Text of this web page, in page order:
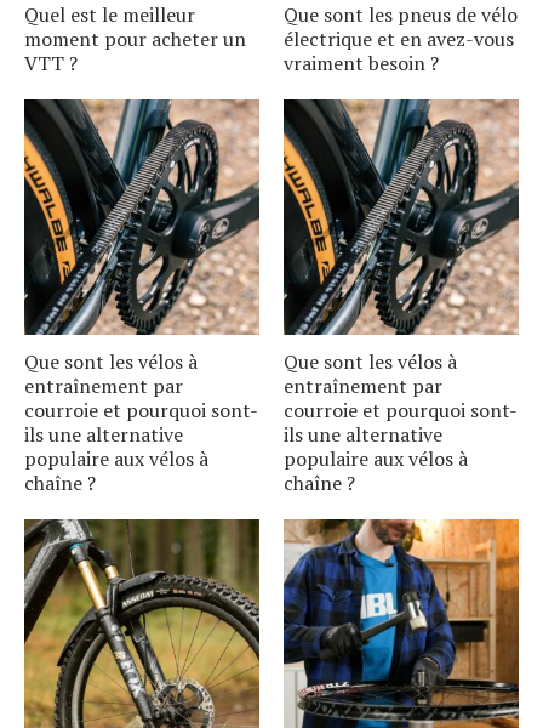
Quel est le meilleur
moment pour acheter un
VTT ?
Que sont les pneus de vélo
électrique et en avez-vous
vraiment besoin ?
Que sont les vélos à
entraînement par
courroie et pourquoi sont-
ils une alternative
populaire aux vélos à
chaîne ?
Que sont les vélos à
entraînement par
courroie et pourquoi sont-
ils une alternative
populaire aux vélos à
chaîne ?
S
e
a
r
c
h
f
o
r
: